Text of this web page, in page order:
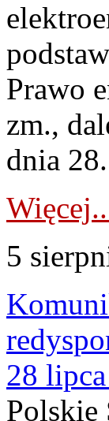
Prawo
zm.,
dnia
5
28
Polskie